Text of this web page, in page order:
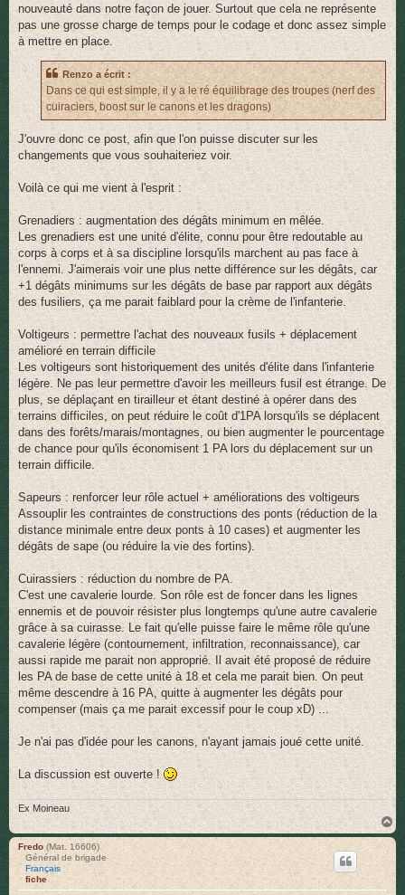
nouveauté dans notre façon de jouer. Surtout que cela ne représente
pas une grosse charge de temps pour le codage et donc assez simple
à mettre en place.
Renzo a écrit :
Dans ce qui est simple, il y a le ré équilibrage des troupes (nerf des
cuiraciers, boost sur le canons et les dragons)
J'ouvre donc ce post, afin que l'on puisse discuter sur les
changements que vous souhaiteriez voir.
Voilà ce qui me vient à l'esprit :
Grenadiers : augmentation des dégâts minimum en mêlée.
Les grenadiers est une unité d'élite, connu pour être redoutable au
corps à corps et à sa discipline lorsqu'ils marchent au pas face à
l'ennemi. J'aimerais voir une plus nette différence sur les dégâts, car
+1 dégâts minimums sur les dégâts de base par rapport aux dégâts
des fusiliers, ça me parait faiblard pour la crème de l'infanterie.
Voltigeurs : permettre l'achat des nouveaux fusils + déplacement
amélioré en terrain difficile
Les voltigeurs sont historiquement des unités d'élite dans l'infanterie
légère. Ne pas leur permettre d'avoir les meilleurs fusil est étrange. De
plus, se déplaçant en tirailleur et étant destiné à opérer dans des
terrains difficiles, on peut réduire le coût d'1PA lorsqu'ils se déplacent
dans des forêts/marais/montagnes, ou bien augmenter le pourcentage
de chance pour qu'ils économisent 1 PA lors du déplacement sur un
terrain difficile.
Sapeurs : renforcer leur rôle actuel + améliorations des voltigeurs
Assouplir les contraintes de constructions des ponts (réduction de la
distance minimale entre deux ponts à 10 cases) et augmenter les
dégâts de sape (ou réduire la vie des fortins).
Cuirassiers : réduction du nombre de PA.
C'est une cavalerie lourde. Son rôle est de foncer dans les lignes
ennemis et de pouvoir résister plus longtemps qu'une autre cavalerie
grâce à sa cuirasse. Le fait qu'elle puisse faire le même rôle qu'une
cavalerie légère (contournement, infiltration, reconnaissance), car
aussi rapide me parait non approprié. Il avait été proposé de réduire
les PA de base de cette unité à 18 et cela me parait bien. On peut
même descendre à 16 PA, quitte à augmenter les dégâts pour
compenser (mais ça me parait excessif pour le coup xD) ...
Je n'ai pas d'idée pour les canons, n'ayant jamais joué cette unité.
La discussion est ouverte !
Ex Moineau
a
u
Fredo (Mat. 16606)
Général de brigade
Français
fiche